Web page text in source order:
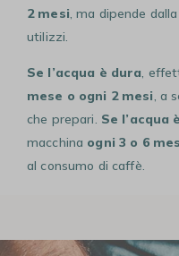
2 mesi, ma dipende dalla
utilizzi.
Se l’acqua è dura,
mese o ogni 2 mesi, a
che prepari. Se l’acqua
macchina ogni 3 o 6
al consumo di caffè.